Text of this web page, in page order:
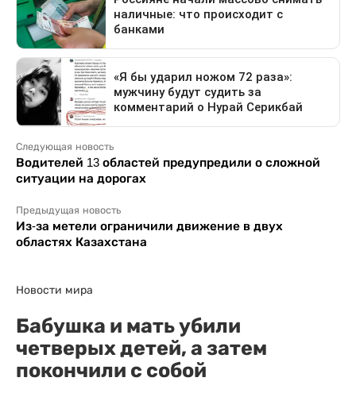
Следующая новость
Водителей 13 областей предупредили о сложной
ситуации на дорогах
Предыдущая новость
Из-за метели ограничили движение в двух
областях Казахстана
Новости мира
Бабушка и мать убили
четверых детей, а затем
покончили с собой